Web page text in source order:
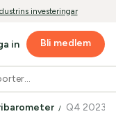
investeringar
in Bli medlem
Q4 2023